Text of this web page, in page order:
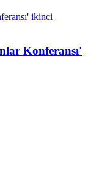
Konferansı'